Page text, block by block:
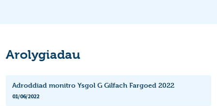
Arolygiadau
Adroddiad monitro Ysgol G Gilfach Fargoed 2022
01/06/2022